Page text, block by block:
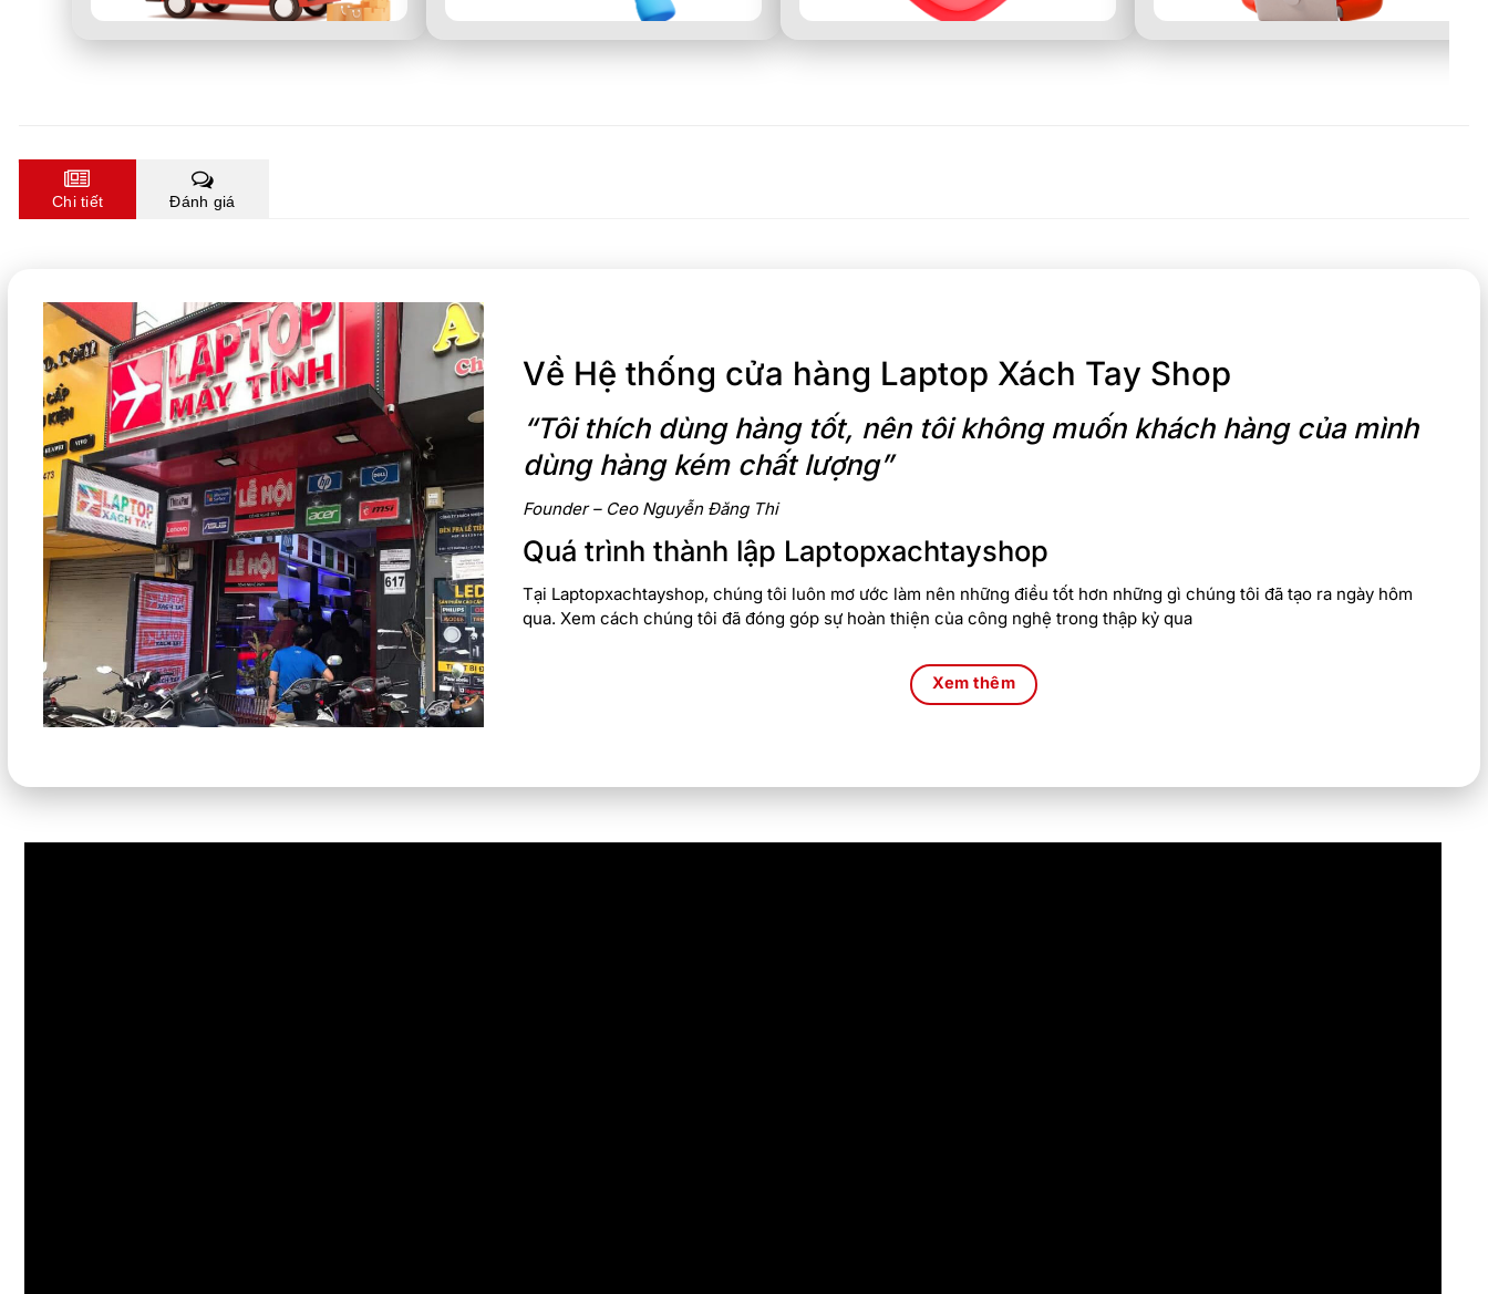
Chi tiết Đánh giá
Về Hệ thống cửa hàng Laptop Xách Tay Shop
“Tôi thích dùng hàng tốt, nên tôi không muốn khách hàng của mình
dùng hàng kém chất lượng”
Founder – Ceo Nguyễn Đăng Thi
Quá trình thành lập Laptopxachtayshop
Tại Laptopxachtayshop, chúng tôi luôn mơ ước làm nên những điều tốt hơn những gì chúng tôi đã tạo ra ngày hôm
qua. Xem cách chúng tôi đã đóng góp sự hoàn thiện của công nghệ trong thập kỷ qua
Xem thêm